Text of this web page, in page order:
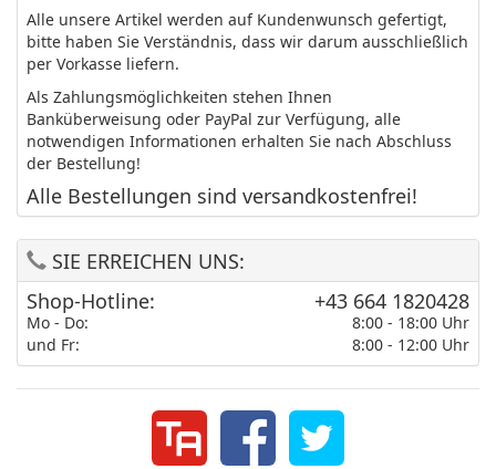
Alle unsere Artikel werden auf Kundenwunsch gefertigt,
bitte haben Sie Verständnis, dass wir darum ausschließlich
per Vorkasse liefern.
Als Zahlungsmöglichkeiten stehen Ihnen
Banküberweisung oder PayPal zur Verfügung, alle
notwendigen Informationen erhalten Sie nach Abschluss
der Bestellung!
Alle Bestellungen sind versandkostenfrei!
SIE ERREICHEN UNS:
Shop-Hotline:
Mo - Do:
und Fr:
+43 664 1820428
8:00 - 18:00 Uhr
8:00 - 12:00 Uhr